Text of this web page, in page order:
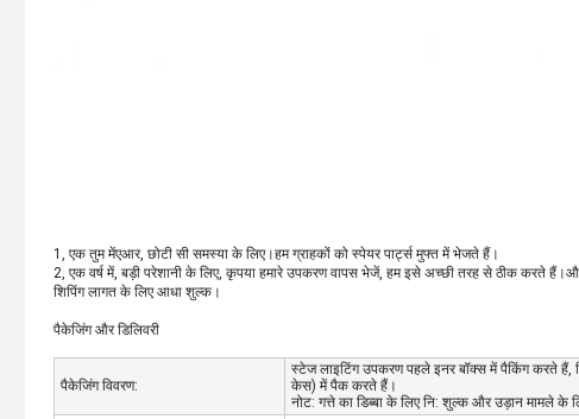
1, एक तुम मेंएआर, छोटी सी समस्या के लिए।हम ग्राहकों को स्पेयर पार्ट्स मुफ्त में भेजते हैं।
2, एक वर्ष में, बड़ी परेशानी के लिए, कृपया हमारे उपकरण वापस भेजें, हम इसे अच्छी तरह से ठीक करते
शिपिंग लागत के लिए आधा शुल्क।
पैकेजिंग और डिलिवरी
पैकेजिंग विवरण:
स्टेज लाइटिंग उपकरण पहले इनर बॉक्स में पैकिंग करते हैं,
केस) में पैक करते हैं।
नोट: गत्ते का डिब्बा के लिए नि: शुल्क और उड़ान मामले के